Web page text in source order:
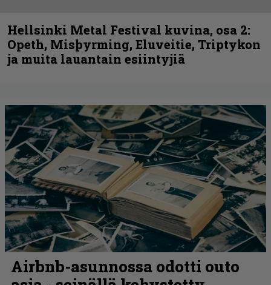
Hellsinki Metal Festival kuvina, osa 2:
Opeth, Misþyrming, Eluveitie, Triptykon
ja muita lauantain esiintyjiä